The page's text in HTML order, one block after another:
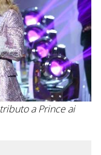
a Prince ai